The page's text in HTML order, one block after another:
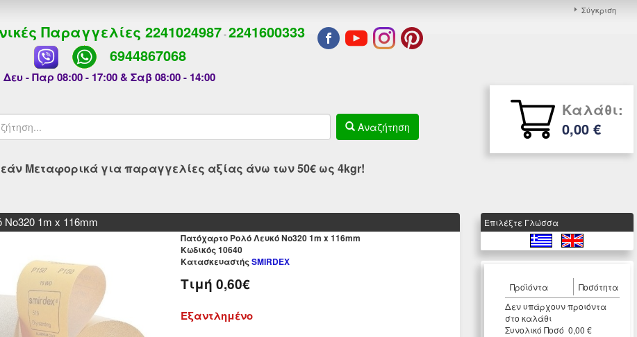
Σύγκριση
Παραγγελίες 2241024987-2241600333
6944867068
Δευ - Παρ 08:00 - 17:00 & Σαβ 08:00 - 14:00
Αναζήτηση
Καλάθι:
0,00 €
Μεταφορικά για παραγγελίες αξίας άνω των 50€ ως 4kgr!
1m x 116mm
Πατόχαρτο Ρολό Λευκό Νο320 1m x 116mm
Kωδικός 10640
ΚατασκευαστήςSMIRDEX
Τιμή 0,60€
Εξαντλημένο
Eπιλέξτε Γλώσσα
Προϊόντα
Ποσότητα
Δεν υπάρχουν προιόντα
στο καλάθι
Συνολικό Ποσό 0,00 €